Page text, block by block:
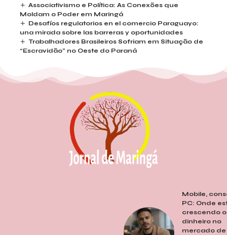
Associativismo e Política: As Conexões que
Moldam o Poder em Maringá
Desafíos regulatorios en el comercio Paraguayo:
una mirada sobre las barreras y oportunidades
Trabalhadores Brasileiros Sofriam em Situação de
“Escravidão” no Oeste do Paraná
Mobile,
PC: Onde
crescendo o
dinheiro no
mercado de